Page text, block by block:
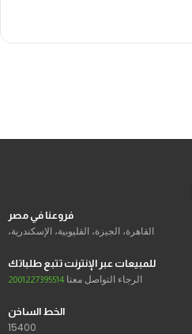
فروعنا في مصر
القاهرة، الجيزة، القليوبية، الإسكندرية،
للمبيعات عبر الإنترنت تتبع طلباتك
الرجاء التواصل معنا 2001227395514
الخط الساخن
15400